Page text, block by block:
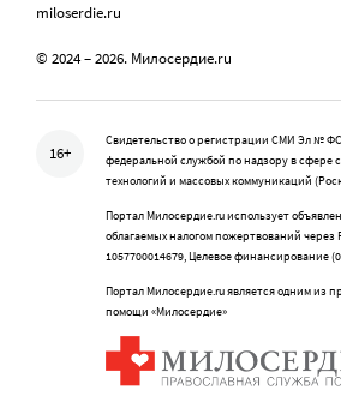
miloserdie.ru
© 2024 – 2026. Милосердие.ru
16+
Свидетельство о регистрации СМИ Эл №
федеральной службой по надзору в сфере
технологий и массовых коммуникаций
Портал Милосердие.ru использует
облагаемых налогом пожертвований
1057700014679, Целевое финансирование
Портал Милосердие.ru является одним из
помощи «Милосердие»